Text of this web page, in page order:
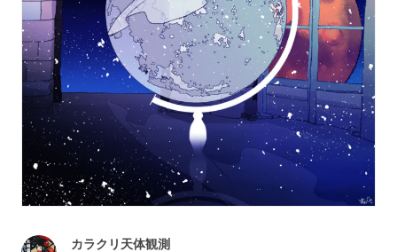
カラクリ天体観測